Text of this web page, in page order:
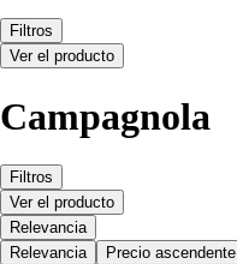
Filtros
Ver el producto
Campagnola
Filtros
Ver el producto
Relevancia
Relevancia
Precio ascendente